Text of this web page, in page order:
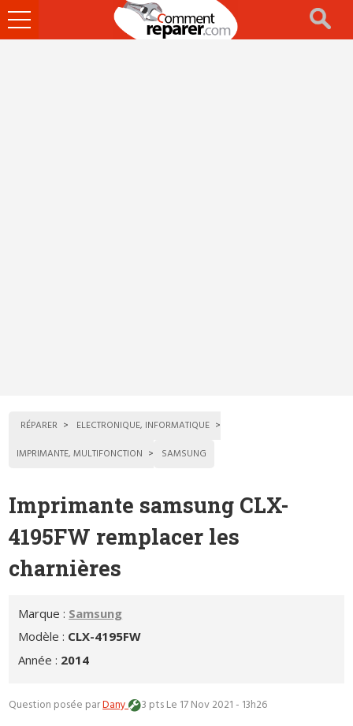
Ouvrir
le
RÉPARER
ELECTRONIQUE, INFORMATIQUE
IMPRIMANTE, MULTIFONCTION
SAMSUNG
Imprimante samsung CLX-
4195FW remplacer les
charnières
Marque : Samsung
Modèle : CLX-4195FW
Année : 2014
Question posée parDany 3 ptsLe 17 Nov 2021 - 13h26